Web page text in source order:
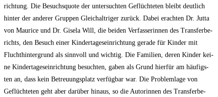
rich­tung. Die Besuchs­quo­te der unter­such­ten Geflüch­te­ten bleibt deut­lich
hin­ter der ande­rer Grup­pen Gleich­alt­ri­ger zurück. Dabei erach­ten Dr. Jut­ta
von Mau­rice und Dr. Gise­la Will, die bei­den Ver­fas­se­rin­nen des Trans­fer­be­
richts, den Besuch einer Kin­der­ta­ges­ein­rich­tung gera­de für Kin­der mit
Flucht­hin­ter­grund als sinn­voll und wich­tig. Die Fami­li­en, deren Kin­der kei­
ne Kin­der­ta­ges­ein­rich­tung besuch­ten, gaben als Grund hier­für am häu­figs­
ten an, dass kein Betreu­ungs­platz ver­füg­bar war. Die Pro­blem­la­ge von
Geflüch­te­ten geht aber dar­über hin­aus, so die Autorin­nen des Trans­fer­be­